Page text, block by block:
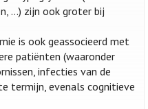
…) zijn ook groter bij
is ook geassocieerd met
patiënten (waaronder
infecties van de
termijn, evenals cognitieve